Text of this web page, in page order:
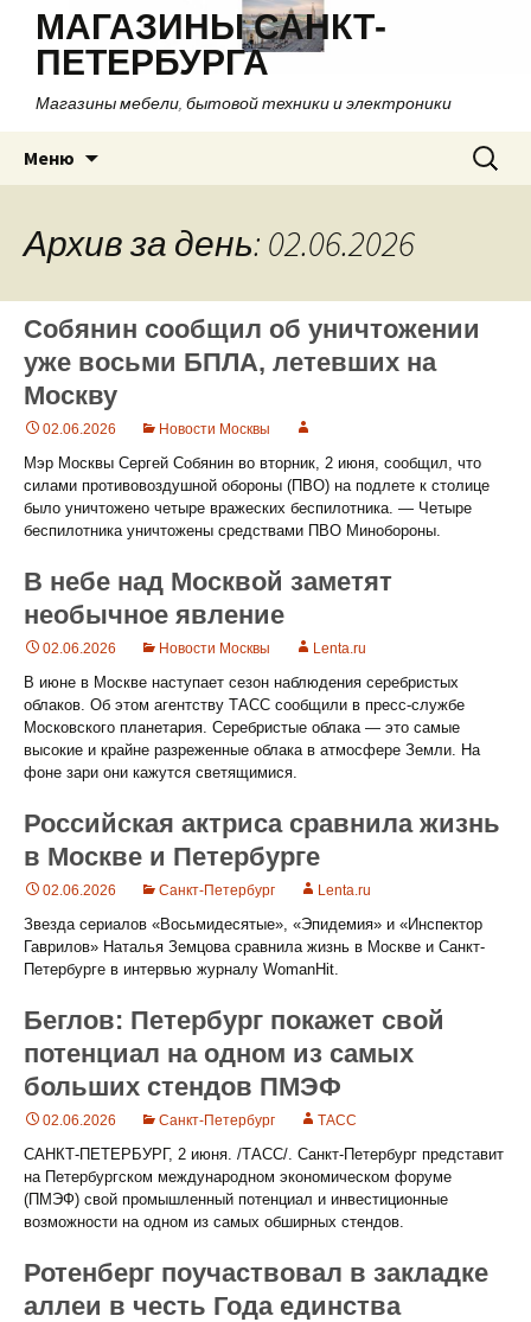
МАГАЗИНЫ САНКТ-
ПЕТЕРБУРГА
Магазины мебели, бытовой техники и электроники
Меню
содержимому
Найти:
Архив за день: 02.06.2026
Собянин сообщил об уничтожении
уже восьми БПЛА, летевших на
Москву
02.06.2026 Новости Москвы
Мэр Москвы Сергей Собянин во вторник, 2 июня, сообщил, что
силами противовоздушной обороны (ПВО) на подлете к столице
было уничтожено четыре вражеских беспилотника. — Четыре
беспилотника уничтожены средствами ПВО Минобороны.
В небе над Москвой заметят
необычное явление
02.06.2026 Новости Москвы Lenta.ru
В июне в Москве наступает сезон наблюдения серебристых
облаков. Об этом агентству ТАСС сообщили в пресс-службе
Московского планетария. Серебристые облака — это самые
высокие и крайне разреженные облака в атмосфере Земли. На
фоне зари они кажутся светящимися.
Российская актриса сравнила жизнь
в Москве и Петербурге
02.06.2026 Санкт-Петербург Lenta.ru
Звезда сериалов «Восьмидесятые», «Эпидемия» и «Инспектор
Гаврилов» Наталья Земцова сравнила жизнь в Москве и Санкт-
Петербурге в интервью журналу WomanHit.
Беглов: Петербург покажет свой
потенциал на одном из самых
больших стендов ПМЭФ
02.06.2026 Санкт-Петербург ТАСС
САНКТ-ПЕТЕРБУРГ, 2 июня. /ТАСС/. Санкт-Петербург представит
на Петербургском международном экономическом форуме
(ПМЭФ) свой промышленный потенциал и инвестиционные
возможности на одном из самых обширных стендов.
Ротенберг поучаствовал в закладке
аллеи в честь Года единства